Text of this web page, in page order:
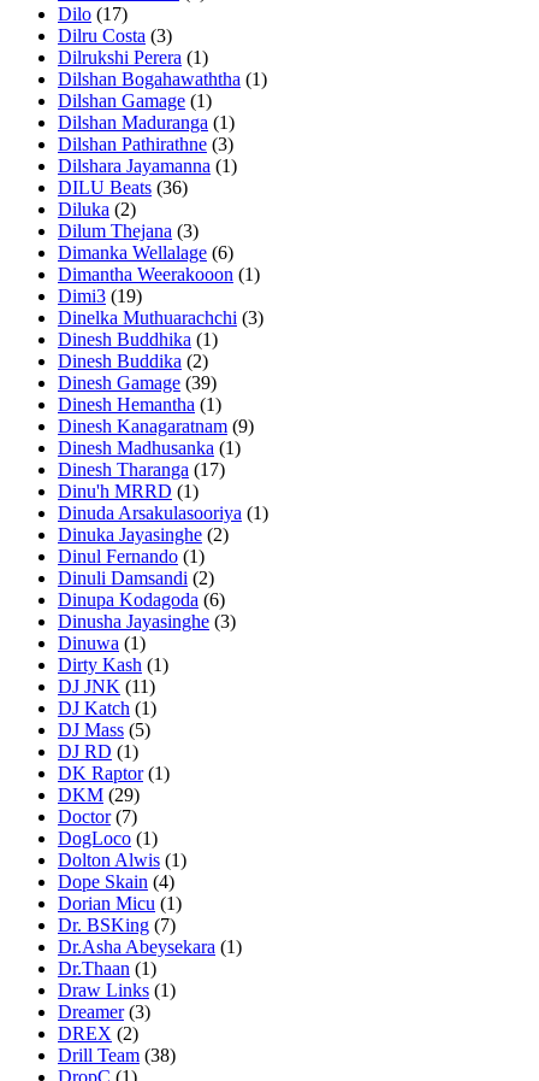
Dilo (17)
Dilru Costa (3)
Dilrukshi Perera (1)
Dilshan Bogahawaththa (1)
Dilshan Gamage (1)
Dilshan Maduranga (1)
Dilshan Pathirathne (3)
Dilshara Jayamanna (1)
DILU Beats (36)
Diluka (2)
Dilum Thejana (3)
Dimanka Wellalage (6)
Dimantha Weerakooon (1)
Dimi3 (19)
Dinelka Muthuarachchi (3)
Dinesh Buddhika (1)
Dinesh Buddika (2)
Dinesh Gamage (39)
Dinesh Hemantha (1)
Dinesh Kanagaratnam (9)
Dinesh Madhusanka (1)
Dinesh Tharanga (17)
Dinu'h MRRD (1)
Dinuda Arsakulasooriya (1)
Dinuka Jayasinghe (2)
Dinul Fernando (1)
Dinuli Damsandi (2)
Dinupa Kodagoda (6)
Dinusha Jayasinghe (3)
Dinuwa (1)
Dirty Kash (1)
DJ JNK (11)
DJ Katch (1)
DJ Mass (5)
DJ RD (1)
DK Raptor(1)
DKM (29)
Doctor(7)
DogLoco (1)
Dolton Alwis (1)
Dope Skain (4)
Dorian Micu (1)
Dr. BSKing (7)
Dr.Asha Abeysekara (1)
Dr.Thaan (1)
Draw Links (1)
Dreamer(3)
DREX (2)
Drill Team (38)
DropC (1)